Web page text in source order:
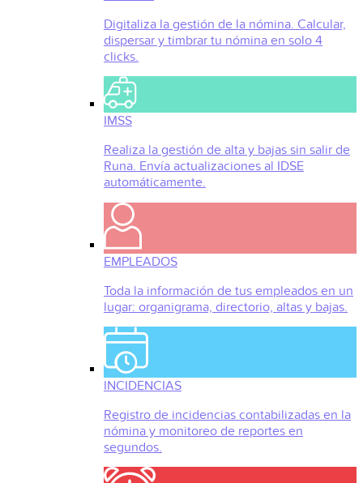
Digitaliza la gestión de la nómina. Calcular,
dispersar y timbrar tu nómina en solo 4
clicks.
IMSS
Realiza la gestión de alta y bajas sin salir de
Runa. Envía actualizaciones al IDSE
automáticamente.
EMPLEADOS
Toda la información de tus empleados en un
lugar: organigrama, directorio, altas y bajas.
INCIDENCIAS
Registro de incidencias contabilizadas en la
nómina y monitoreo de reportes en
segundos.